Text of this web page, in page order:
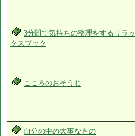
3分間で気持ちの整理をするリラッ
クスブック
こころのおそうじ
自分の中の大事なもの